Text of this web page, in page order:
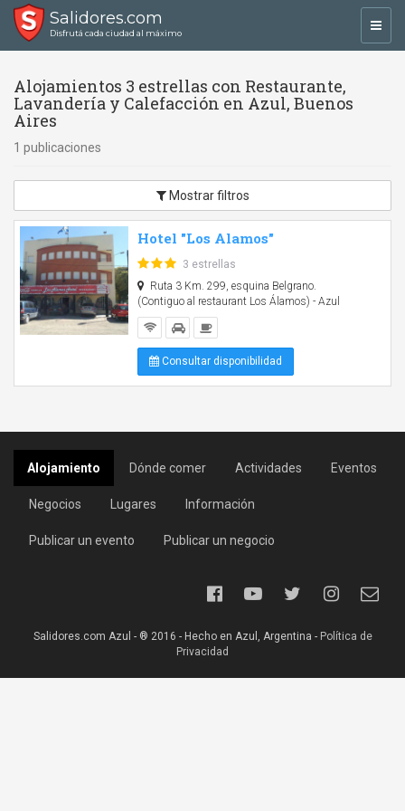
Salidores.com
Disfrutá cada ciudad al máximo
Alojamientos 3 estrellas con Restaurante,
Lavandería y Calefacción en Azul, Buenos
Aires
1 publicaciones
Mostrar filtros
Hotel "Los Alamos"
3 estrellas
Ruta 3 Km. 299, esquina Belgrano.
(Contiguo al restaurant Los Álamos) - Azul
Consultar disponibilidad
Alojamiento Dónde comer Actividades Eventos
Negocios Lugares Información
Publicar un evento Publicar un negocio
Salidores.com Azul - ® 2016 - Hecho en Azul, Argentina - Política de
Privacidad